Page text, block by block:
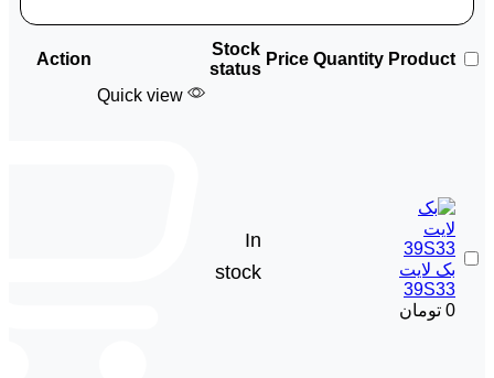
Product
Quantity
Price
Stock
status
Action
بک لايت
39S33
0 تومان
In
stock
Quick view